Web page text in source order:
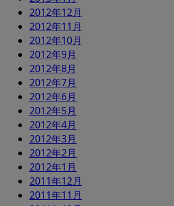
2012年12月
2012年11月
2012年10月
2012年9月
2012年8月
2012年7月
2012年6月
2012年5月
2012年4月
2012年3月
2012年2月
2012年1月
2011年12月
2011年11月